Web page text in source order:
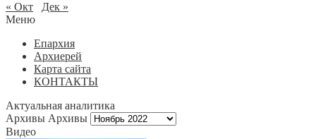
« Окт
Дек »
Меню
Епархия
Архиерей
Карта сайта
КОНТАКТЫ
Актуальная аналитика
Архивы Архивы
Видео